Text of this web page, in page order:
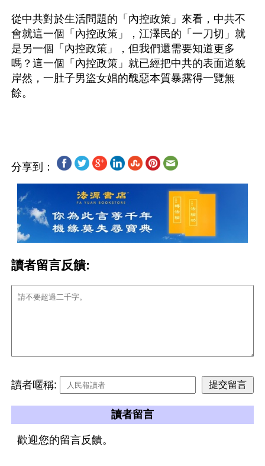
從中共對於生活問題的「內控政策」來看，中共不
會就這一個「內控政策」，江澤民的「一刀切」就
是另一個「內控政策」，但我們還需要知道更多
嗎？這一個「內控政策」就已經把中共的表面道貌
岸然，一肚子男盜女娼的醜惡本質暴露得一覽無
餘。
分享到：
讀者留言反饋:
讀者暱稱:
讀者留言
歡迎您的留言反饋。